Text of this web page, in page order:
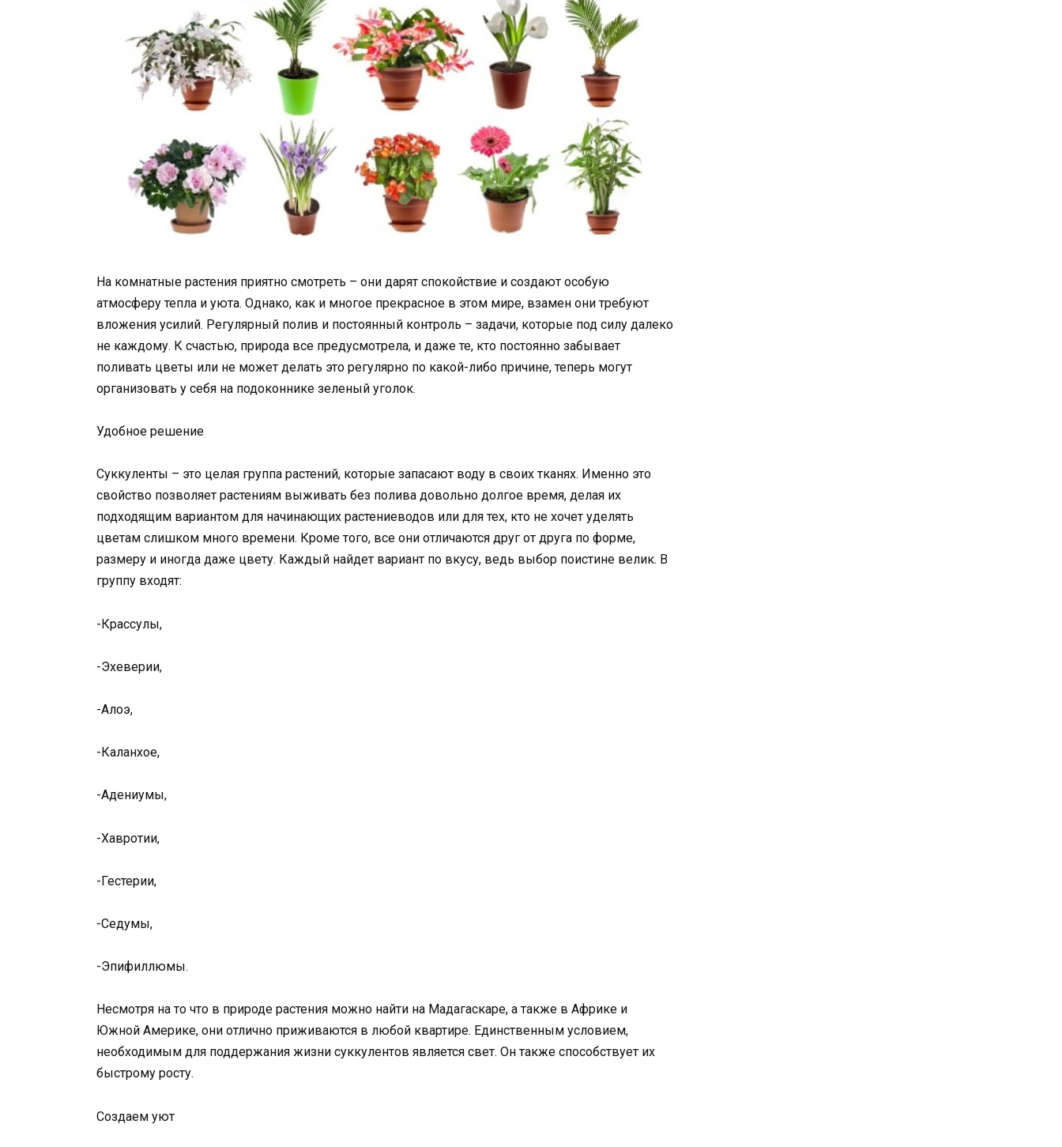
На комнатные растения приятно смотреть – они дарят спокойствие и создают особую
атмосферу тепла и уюта. Однако, как и многое прекрасное в этом мире, взамен они требуют
вложения усилий. Регулярный полив и постоянный контроль – задачи, которые под силу далеко
не каждому. К счастью, природа все предусмотрела, и даже те, кто постоянно забывает
поливать цветы или не может делать это регулярно по какой-либо причине, теперь могут
организовать у себя на подоконнике зеленый уголок.
Удобное решение
Суккуленты – это целая группа растений, которые запасают воду в своих тканях. Именно это
свойство позволяет растениям выживать без полива довольно долгое время, делая их
подходящим вариантом для начинающих растениеводов или для тех, кто не хочет уделять
цветам слишком много времени. Кроме того, все они отличаются друг от друга по форме,
размеру и иногда даже цвету. Каждый найдет вариант по вкусу, ведь выбор поистине велик. В
группу входят:
-Крассулы,
-Эхеверии,
-Алоэ,
-Каланхое,
-Адениумы,
-Хавротии,
-Гестерии,
-Седумы,
-Эпифиллюмы.
Несмотря на то что в природе растения можно найти на Мадагаскаре, а также в Африке и
Южной Америке, они отлично приживаются в любой квартире. Единственным условием,
необходимым для поддержания жизни суккулентов является свет. Он также способствует их
быстрому росту.
Создаем уют